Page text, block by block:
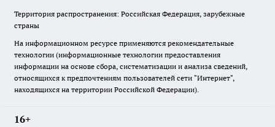
Территория распространения: Российская Федерация, зарубежные
страны
На информационном ресурсе применяются рекомендательные
технологии (информационные технологии предоставления
информации на основе сбора, систематизации и анализа сведений,
относящихся к предпочтениям пользователей сети "Интернет",
находящихся на территории Российской Федерации).
16+